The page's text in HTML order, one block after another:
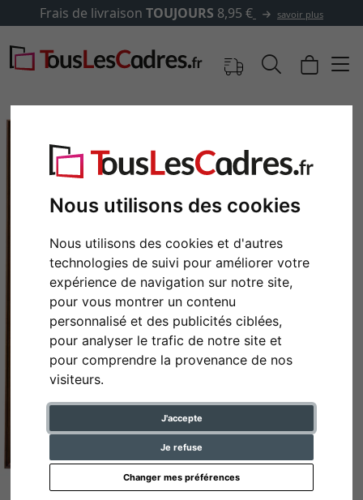
Nous utilisons des cookies
Nous utilisons des cookies et d'autres
technologies de suivi pour améliorer votre
expérience de navigation sur notre site,
pour vous montrer un contenu
personnalisé et des publicités ciblées,
pour analyser le trafic de notre site et
pour comprendre la provenance de nos
visiteurs.
J'accepte
Je refuse
Changer mes préférences
Frais de livraison TOUJOURS 8,95 € savoir plus
Retour